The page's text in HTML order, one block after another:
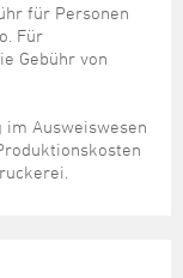
für Personen
Für
Gebühr von
Ausweiswesen